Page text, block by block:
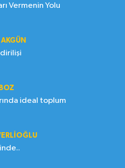
Vermenin Yolu
ideal toplum